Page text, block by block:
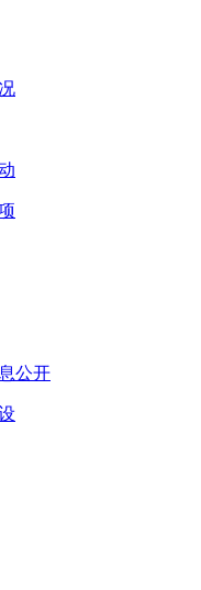
公开